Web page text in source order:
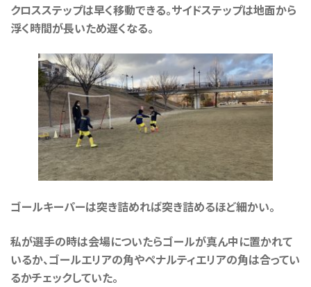
クロスステップは早く移動できる。サイドステップは地面から
浮く時間が長いため遅くなる。
ゴールキーパーは突き詰めれば突き詰めるほど細かい。
私が選手の時は会場についたらゴールが真ん中に置かれて
いるか、ゴールエリアの角やペナルティエリアの角は合ってい
るかチェックしていた。